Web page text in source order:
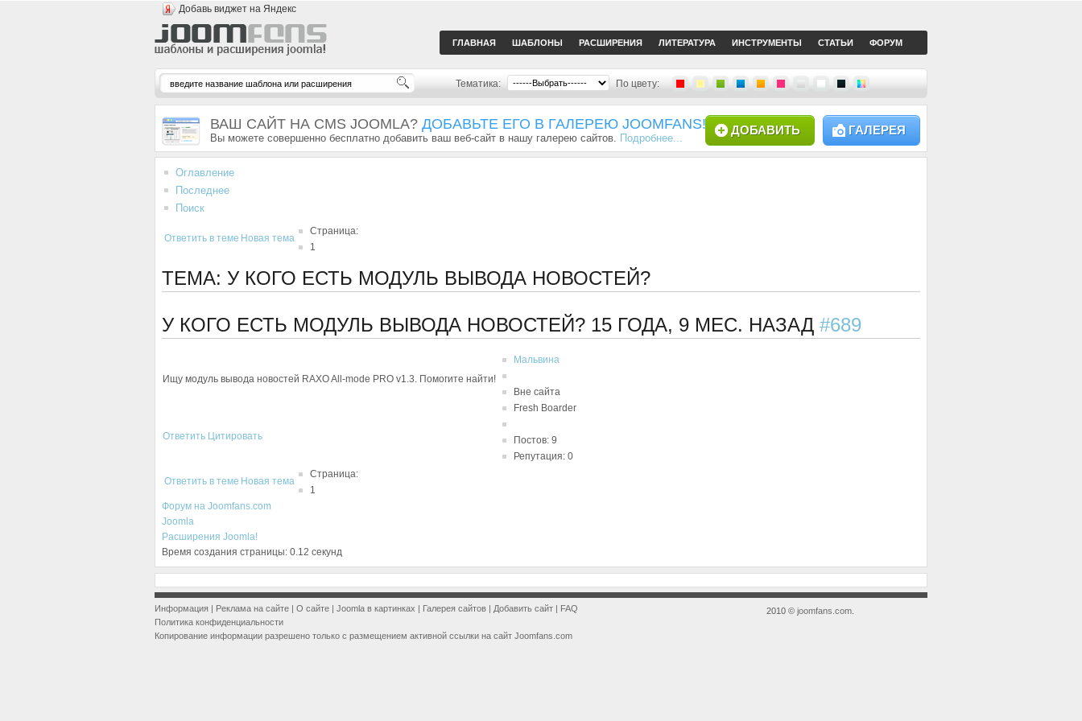
Добавь виджет на Яндекс
ГЛАВНАЯ ШАБЛОНЫ РАСШИРЕНИЯ ЛИТЕРАТУРА ИНСТРУМЕНТЫ СТАТЬИ ФОРУМ
Тематика: По цвету:
ВАШ САЙТ НА CMS JOOMLA? ДОБАВЬТЕ ЕГО В ГАЛЕРЕЮ JOOMFANS!
Вы можете совершенно бесплатно добавить ваш веб-сайт в нашу галерею сайтов. Подробнее...
ГАЛЕРЕЯ
ДОБАВИТЬ
Оглавление
Последнее
Поиск
Ответить в теме Новая тема
Страница:
1
ТЕМА: У КОГО ЕСТЬ МОДУЛЬ ВЫВОДА НОВОСТЕЙ?
У КОГО ЕСТЬ МОДУЛЬ ВЫВОДА НОВОСТЕЙ? 15 ГОДА, 9 МЕС. НАЗАД #689
Ищу модуль вывода новостей RAXO All-mode PRO v1.3. Помогите найти!
Мальвина
Вне сайта
Fresh Boarder
Постов: 9
Репутация: 0
Ответить Цитировать
Ответить в теме Новая тема
Страница:
1
Форум на Joomfans.com
Joomla
Расширения Joomla!
Время создания страницы: 0.12 секунд
Информация | Реклама на сайте | О сайте | Joomla в картинках | Галерея сайтов | Добавить сайт | FAQ
Политика конфиденциальности
Копирование информации разрешено только с размещением активной ссылки на сайт Joomfans.com
2010 © joomfans.com